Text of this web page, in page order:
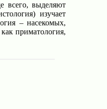
всего, выделяют
изучает
– насекомых,
приматология,